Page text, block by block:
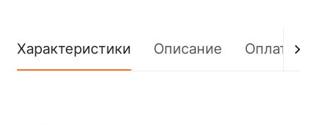
Характеристики Описание Оплата